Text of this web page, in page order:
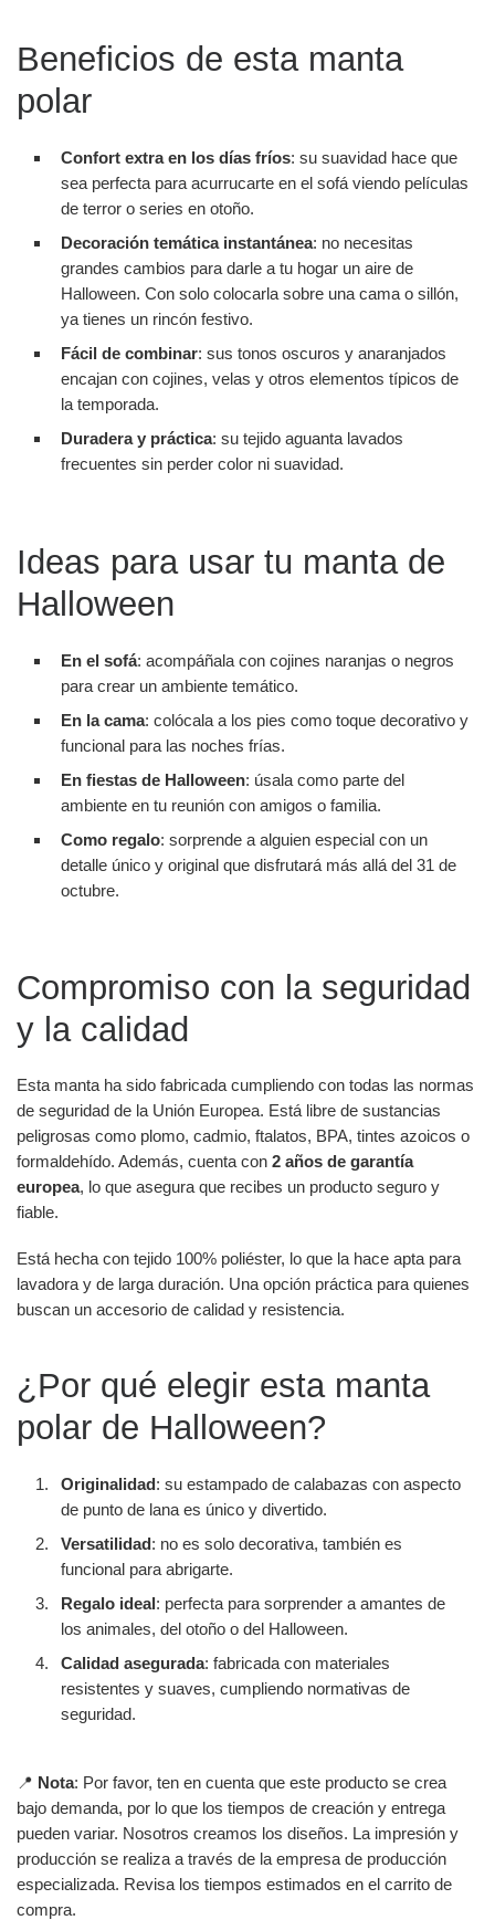
Beneficios de esta manta
polar
Confort extra en los días fríos: su suavidad hace que
sea perfecta para acurrucarte en el sofá viendo películas
de terror o series en otoño.
Decoración temática instantánea: no necesitas
grandes cambios para darle a tu hogar un aire de
Halloween. Con solo colocarla sobre una cama o sillón,
ya tienes un rincón festivo.
Fácil de combinar: sus tonos oscuros y anaranjados
encajan con cojines, velas y otros elementos típicos de
la temporada.
Duradera y práctica: su tejido aguanta lavados
frecuentes sin perder color ni suavidad.
Ideas para usar tu manta de
Halloween
En el sofá: acompáñala con cojines naranjas o negros
para crear un ambiente temático.
En la cama: colócala a los pies como toque decorativo y
funcional para las noches frías.
En fiestas de Halloween: úsala como parte del
ambiente en tu reunión con amigos o familia.
Como regalo: sorprende a alguien especial con un
detalle único y original que disfrutará más allá del 31 de
octubre.
Compromiso con la seguridad
y la calidad
Esta manta ha sido fabricada cumpliendo con todas las normas
de seguridad de la Unión Europea. Está libre de sustancias
peligrosas como plomo, cadmio, ftalatos, BPA, tintes azoicos o
formaldehído. Además, cuenta con 2 años de garantía
europea, lo que asegura que recibes un producto seguro y
fiable.
Está hecha con tejido 100% poliéster, lo que la hace apta para
lavadora y de larga duración. Una opción práctica para quienes
buscan un accesorio de calidad y resistencia.
¿Por qué elegir esta manta
polar de Halloween?
Originalidad: su estampado de calabazas con aspecto
de punto de lana es único y divertido.
Versatilidad: no es solo decorativa, también es
funcional para abrigarte.
Regalo ideal: perfecta para sorprender a amantes de
los animales, del otoño o del Halloween.
Calidad asegurada: fabricada con materiales
resistentes y suaves, cumpliendo normativas de
seguridad.
📍 Nota: Por favor, ten en cuenta que este producto se crea
bajo demanda, por lo que los tiempos de creación y entrega
pueden variar. Nosotros creamos los diseños. La impresión y
producción se realiza a través de la empresa de producción
especializada. Revisa los tiempos estimados en el carrito de
compra.